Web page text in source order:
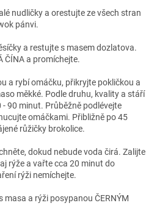
nudličky a orestujte ze všech stran
pánvi.
a restujte s masem dozlatova.
ČÍNA a promíchejte.
a rybí omáčku, přikryjte pokličkou a
měkké. Podle druhu, kvality a stáří
90 minut. Průběžně podlévejte
omáčkami. Přibližně po 45
růžičky brokolice.
dokud nebude voda čirá. Zalijte
rýže a vařte cca 20 minut do
rýži nemíchejte.
masa a rýži posypanou ČERNÝM